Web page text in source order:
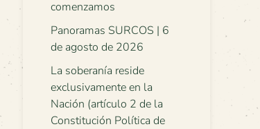
comenzamos
Panoramas SURCOS | 6
de agosto de 2026
La soberanía reside
exclusivamente en la
Nación (artículo 2 de la
Constitución Política de